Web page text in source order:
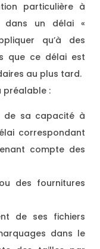
particulière à
dans un délai «
qu’à des
que ce délai est
au plus tard.
préalable :
de sa capacité à
correspondant
compte des
des fournitures
de ses fichiers
dans le